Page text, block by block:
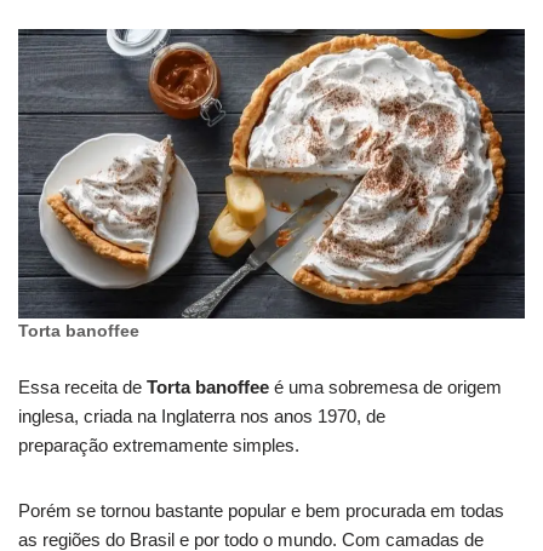
Torta banoffee
Essa receita de Torta banoffee é uma sobremesa de origem
inglesa, criada na Inglaterra nos anos 1970, de
preparação extremamente simples.
Porém se tornou bastante popular e bem procurada em todas
as regiões do Brasil e por todo o mundo. Com camadas de